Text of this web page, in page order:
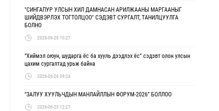
"СИНГАПУР УЛСЫН ХИЛ ДАМНАСАН АРИЛЖААНЫ МАРГААНЫГ
ШИЙДВЭРЛЭХ ТОГТОЛЦОО" СЭДЭВТ СУРГАЛТ, ТАНИЛЦУУЛГА
БОЛНО
2026-06-26 10:27
“Хиймэл оюун, шударга ёс ба хууль дээдлэх ёс” сэдэвт олон улсын
цахим сургалтад урьж байна
2026-06-26 09:24
“ЗАЛУУ ХУУЛЬЧДЫН МАНЛАЙЛЛЫН ФОРУМ-2026” БОЛЛОО
2026-06-25 12:27